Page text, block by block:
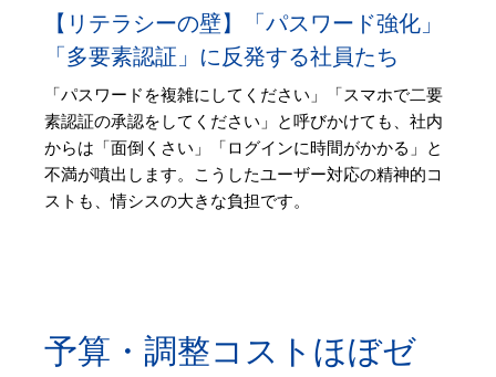
【リテラシーの壁】「パスワード強化」
「多要素認証」に反発する社員たち
「パスワードを複雑にしてください」「スマホで二要
素認証の承認をしてください」と呼びかけても、社内
からは「面倒くさい」「ログインに時間がかかる」と
不満が噴出します。こうしたユーザー対応の精神的コ
ストも、情シスの大きな負担です。
予算・調整コストほぼゼ